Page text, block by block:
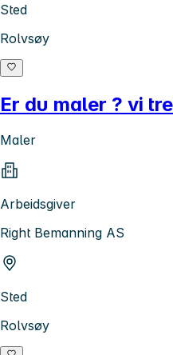
Sted
Rolvsøy
Er du maler ? vi
Maler
Arbeidsgiver
Right Bemanning AS
Sted
Rolvsøy